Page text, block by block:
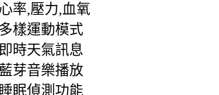
率,壓力,血氧
樣運動模式
時天氣訊息
芽音樂播放
眠偵測功能